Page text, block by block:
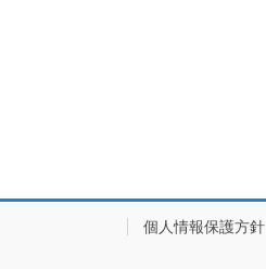
個人情報保護方針